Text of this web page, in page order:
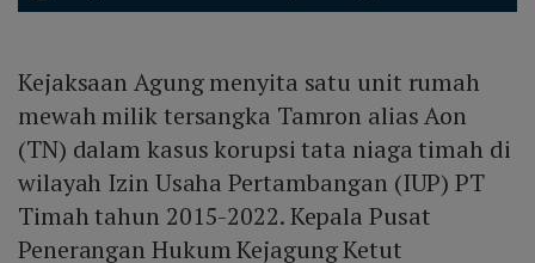
Kejaksaan Agung menyita satu unit rumah
mewah milik tersangka Tamron alias Aon
(TN) dalam kasus korupsi tata niaga timah di
wilayah Izin Usaha Pertambangan (IUP) PT
Timah tahun 2015-2022. Kepala Pusat
Penerangan Hukum Kejagung Ketut